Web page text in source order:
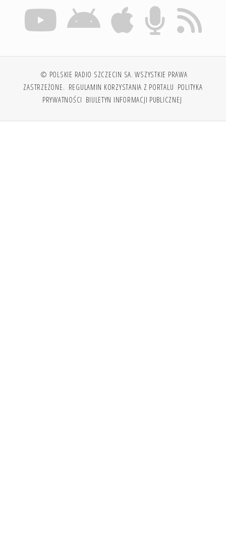
© POLSKIE RADIO SZCZECIN SA. WSZYSTKIE PRAWA
ZASTRZEŻONE. REGULAMIN KORZYSTANIA Z PORTALU POLITYKA
PRYWATNOŚCI BIULETYN INFORMACJI PUBLICZNEJ